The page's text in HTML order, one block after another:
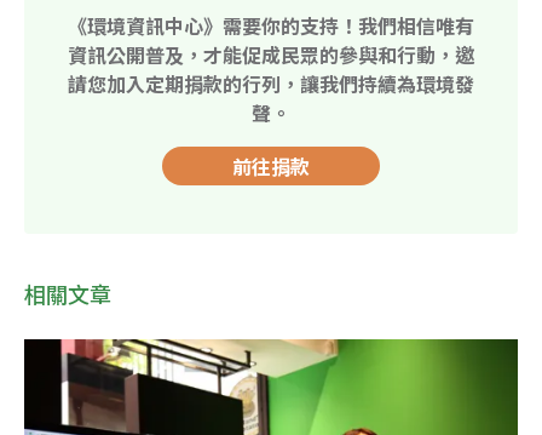
《環境資訊中心》需要你的支持！我們相信唯有
資訊公開普及，才能促成民眾的參與和行動，邀
請您加入定期捐款的行列，讓我們持續為環境發
聲。
前往捐款
相關文章